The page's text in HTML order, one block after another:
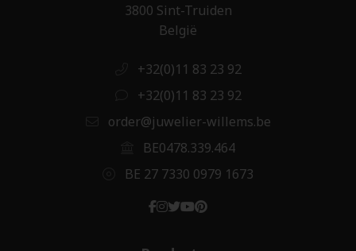
3800 Sint-Truiden
België
+32(0)11 83 23 92
+32(0)11 83 23 92
order@juwelier-willems.be
BE0478.339.464
BE 27 7330 0979 1673